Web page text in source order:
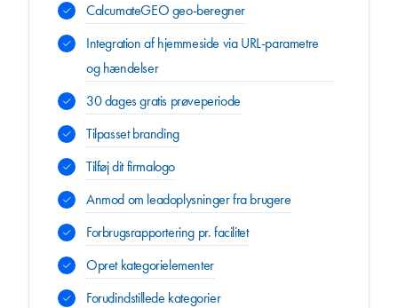
CalcumateGEO geo-beregner
Integration af hjemmeside via URL-parametre
og hændelser
30 dages gratis prøveperiode
Tilpasset branding
Tilføj dit firmalogo
Anmod om leadoplysninger fra brugere
Forbrugsrapportering pr. facilitet
Opret kategorielementer
Forudindstillede kategorier